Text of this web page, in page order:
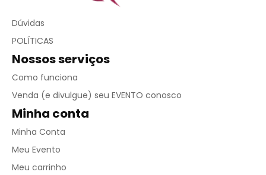
Dúvidas
POLÍTICAS
Nossos serviços
Como funciona
Venda (e divulgue) seu EVENTO conosco
Minha conta
Minha Conta
Meu Evento
Meu carrinho